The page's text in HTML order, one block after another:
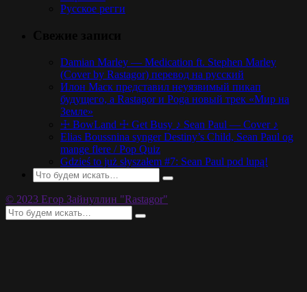
Русское регги
Damian Marley — Medication ft. Stephen Marley
(Cover by Rastagor) перевод на русский
Илон Маск представил неуязвимый пикап
будущего, а Rastagor и Poga новый трек «Мир на
Земле»
☩ BowLand ☩ Get Busy ♪ Sean Paul — Cover ♪
Elias Boussnina synger Destiny’s Child, Sean Paul og
mange flere / Pop Quiz
Gdzieś to już słyszałem #7: Sean Paul pod lupą!
© 2023 Егор Зайнуллин "Rastagor"